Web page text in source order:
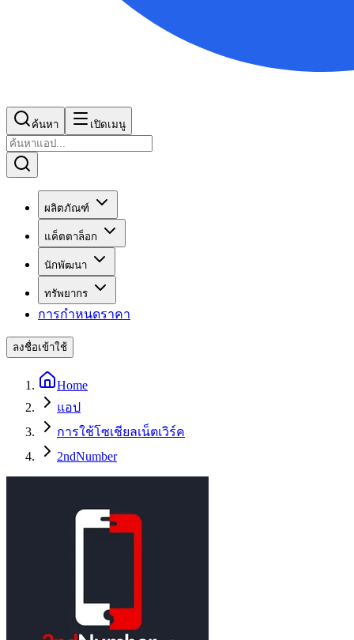
ค้นหา เปิดเมนู
ผลิตภัณฑ์
แค็ตตาล็อก
นักพัฒนา
ทรัพยากร
การกำหนดราคา
ลงชื่อเข้าใช้
Home
แอป
การใช้โซเชียลเน็ตเวิร์ค
2ndNumber